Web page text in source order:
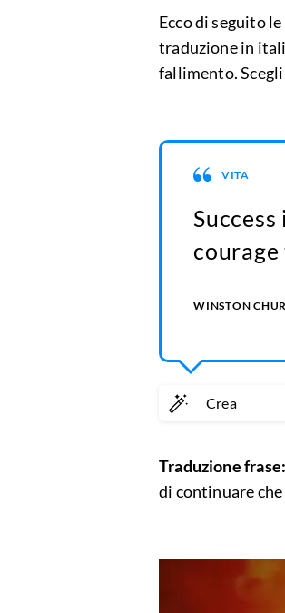
Ecco di seguito
traduzione in
fallimento.
VITA
WINSTON
Crea
Traduzione frase:
di continuare che